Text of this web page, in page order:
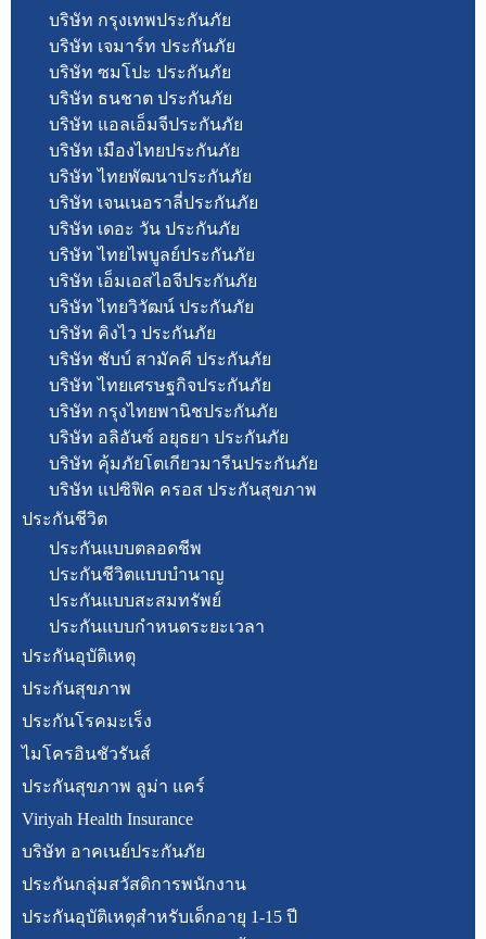
บริษัท กรุงเทพประกันภัย
บริษัท เจมาร์ท ประกันภัย
บริษัท ซมโปะ ประกันภัย
บริษัท ธนชาต ประกันภัย
บริษัท แอลเอ็มจีประกันภัย
บริษัท เมืองไทยประกันภัย
บริษัท ไทยพัฒนาประกันภัย
บริษัท เจนเนอราลี่ประกันภัย
บริษัท เดอะ วัน ประกันภัย
บริษัท ไทยไพบูลย์ประกันภัย
บริษัท เอ็มเอสไอจีประกันภัย
บริษัท ไทยวิวัฒน์ ประกันภัย
บริษัท คิงไว ประกันภัย
บริษัท ชับบ์ สามัคคี ประกันภัย
บริษัท ไทยเศรษฐกิจประกันภัย
บริษัท กรุงไทยพานิชประกันภัย
บริษัท อลิอันซ์ อยุธยา ประกันภัย
บริษัท คุ้มภัยโตเกียวมารีนประกันภัย
บริษัท แปซิฟิค ครอส ประกันสุขภาพ
ประกันชีวิต
ประกันแบบตลอดชีพ
ประกันชีวิตแบบบำนาญ
ประกันแบบสะสมทรัพย์
ประกันแบบกำหนดระยะเวลา
ประกันอุบัติเหตุ
ประกันสุขภาพ
ประกันโรคมะเร็ง
ไมโครอินชัวรันส์
ประกันสุขภาพ ลูม่า แคร์
Viriyah Health Insurance
บริษัท อาคเนย์ประกันภัย
ประกันกลุ่มสวัสดิการพนักงาน
ประกันอุบัติเหตุสำหรับเด็กอายุ 1-15 ปี